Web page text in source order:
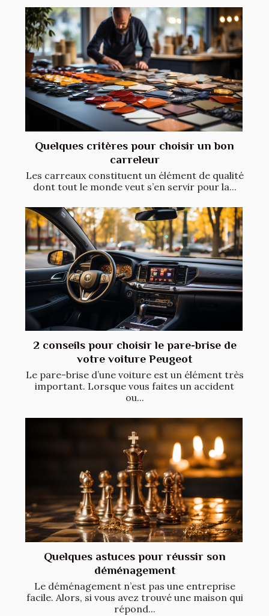
Quelques critères pour choisir un bon
carreleur
Les carreaux constituent un élément de qualité
dont tout le monde veut s’en servir pour la...
2 conseils pour choisir le pare-brise de
votre voiture Peugeot
Le pare-brise d’une voiture est un élément très
important. Lorsque vous faites un accident
ou...
Quelques astuces pour réussir son
déménagement
Le déménagement n’est pas une entreprise
facile. Alors, si vous avez trouvé une maison qui
répond...